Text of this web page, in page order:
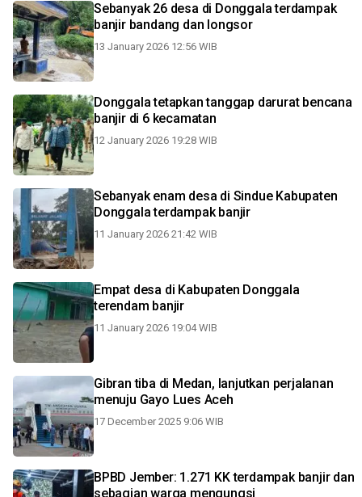
Sebanyak 26 desa di Donggala terdampak
banjir bandang dan longsor
13 January 2026 12:56 WIB
Donggala tetapkan tanggap darurat bencana
banjir di 6 kecamatan
12 January 2026 19:28 WIB
Sebanyak enam desa di Sindue Kabupaten
Donggala terdampak banjir
11 January 2026 21:42 WIB
Empat desa di Kabupaten Donggala
terendam banjir
11 January 2026 19:04 WIB
Gibran tiba di Medan, lanjutkan perjalanan
menuju Gayo Lues Aceh
17 December 2025 9:06 WIB
BPBD Jember: 1.271 KK terdampak banjir dan
sebagian warga mengungsi